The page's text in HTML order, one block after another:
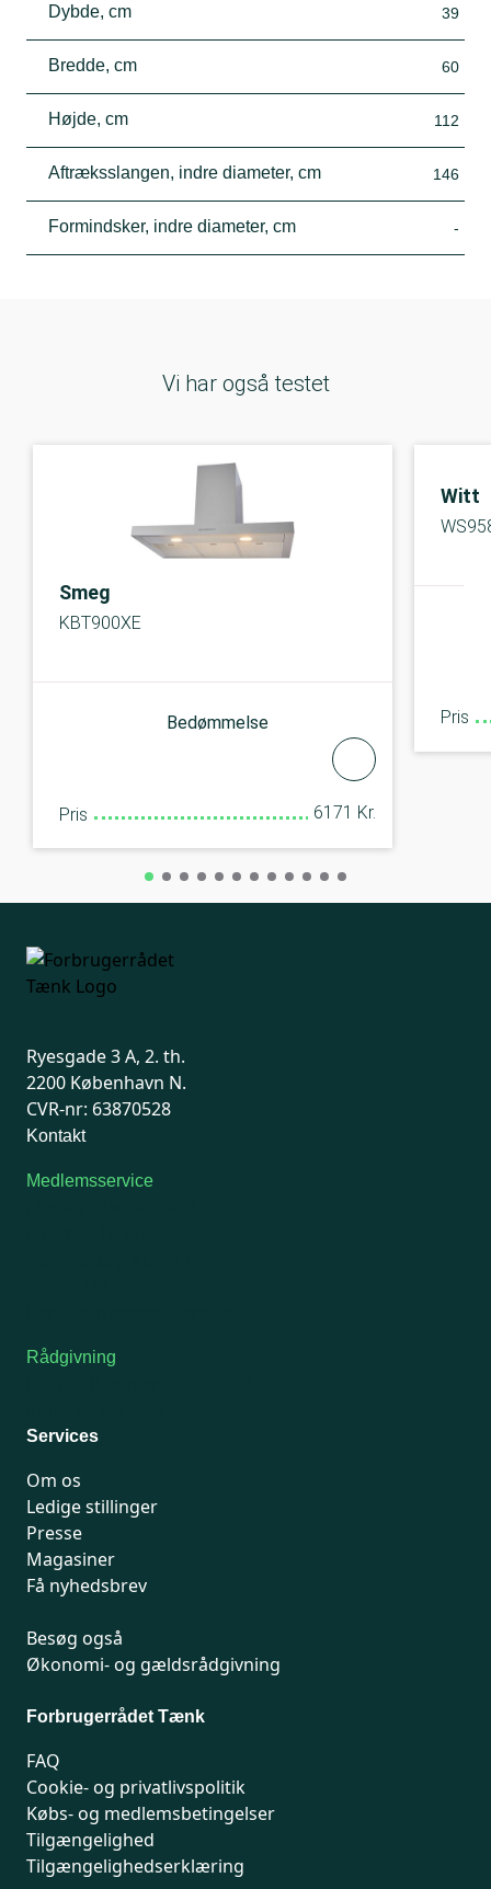
Dybde, cm 39
Bredde, cm 60
Højde, cm 112
Aftræksslangen, indre diameter, cm 146
Formindsker, indre diameter, cm -
Vi har også testet
Smeg
KBT900XE
Bedømmelse
Pris 6171 Kr.
Witt
Pris
Ryesgade 3 A, 2. th.
2200 København N.
CVR-nr: 63870528
Kontakt
Medlemsservice
Rådgivning
Services
Om os
Ledige stillinger
Presse
Magasiner
Få nyhedsbrev
Besøg også
Økonomi- og gældsrådgivning
Forbrugerrådet Tænk
FAQ
Cookie- og privatlivspolitik
Købs- og medlemsbetingelser
Tilgængelighed
Tilgængelighedserklæring